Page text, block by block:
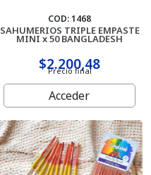
COD: 1468
SAHUMERIOS TRIPLE EMPASTE
MINI x 50 BANGLADESH
$2.200,48
Precio final
Acceder